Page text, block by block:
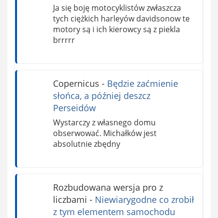
Ja się boję motocyklistów zwłaszcza
tych ciężkich harleyów davidsonow te
motory są i ich kierowcy są z piekla
brrrrr
Copernicus - Będzie zaćmienie
słońca, a później deszcz
Perseidów
Wystarczy z własnego domu
obserwować. Michałków jest
absolutnie zbędny
Rozbudowana wersja pro z
liczbami - Niewiarygodne co zrobił
z tym elementem samochodu